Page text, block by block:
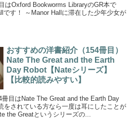
はOxford Bookworms LibraryのGR本で
です！ ～Manor Hallに滞在した少年少女が
おすすめの洋書紹介（154冊目）
Nate The Great and the Earth
Day Robot【Nateシリーズ】
【比較的読みやすい】
目はNate The Great and the Earth Day
をされている方なら一度は耳にしたことが
the Greatというシリーズの...